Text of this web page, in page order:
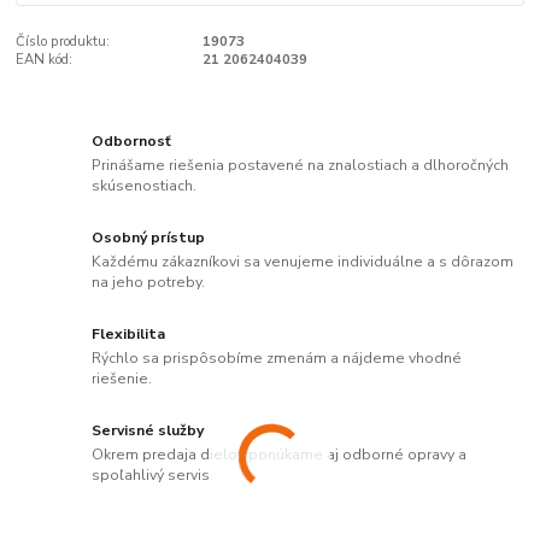
Číslo produktu:
19073
EAN kód:
21 2062404039
Odbornosť
Prinášame riešenia postavené na znalostiach a dlhoročných
skúsenostiach.
Osobný prístup
Každému zákazníkovi sa venujeme individuálne a s dôrazom
na jeho potreby.
Flexibilita
Rýchlo sa prispôsobíme zmenám a nájdeme vhodné
riešenie.
Servisné služby
Okrem predaja dielov ponúkame aj odborné opravy a
spoľahlivý servis.